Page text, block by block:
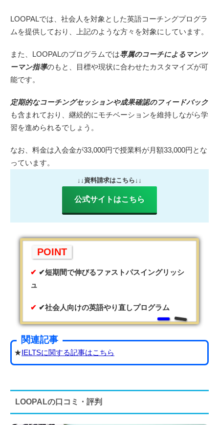
LOOPALでは、社会人を対象とした英語コーチングプログラ
ムを提供しており、上記のような方々を対象にしています。
また、LOOPALのプログラムでは専属のコーチによるマンツ
ーマン指導のもと、目標や現状に合わせたカスタマイズが可
能です。
定期的なコーチングセッションや成果確認のフィードバック
も含まれており、継続的にモチベーションを維持しながら学
習を進められるでしょう。
なお、料金は入会金が33,000円で授業料が月額33,000円とな
っています。
↓↓資料請求はこちら↓↓
公式サイトはこちら
POINT
✔短期間で伸びるファストパスイングリッシ
ュ
✔社会人向けの英語やり直しプログラム
関連記事
★ IELTSに関する記事はこちら
LOOPALの口コミ・評判